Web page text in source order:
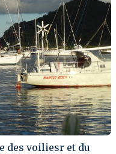
des voiliesr et du